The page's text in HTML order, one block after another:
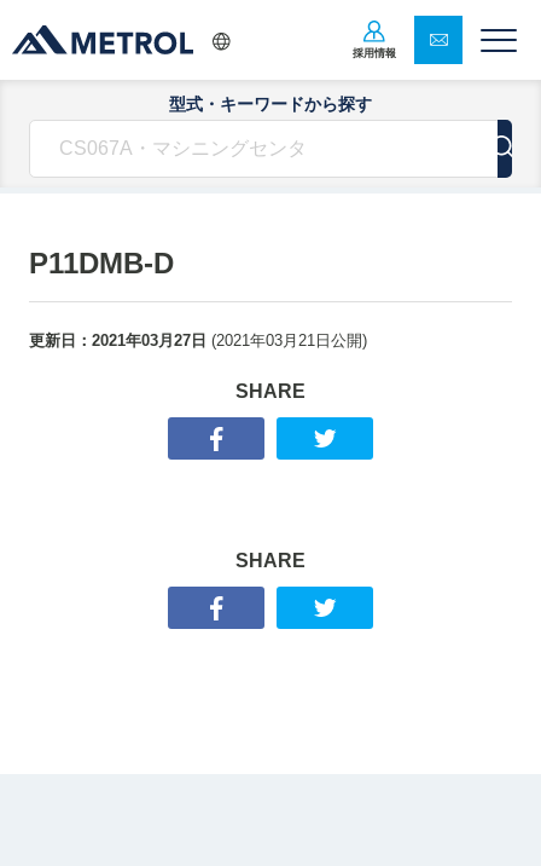
採用情報
型式・キーワードから探す
P11DMB-D
更新日： 2021年03月27日 (2021年03月21日 公開)
SHARE
SHARE